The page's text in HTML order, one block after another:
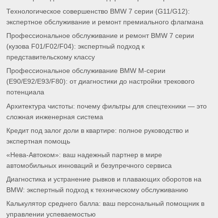
Технологическое совершенство BMW 7 серии (G11/G12):
экспертное обслуживание и ремонт премиального флагмана
Профессиональное обслуживание и ремонт BMW 7 серии
(кузова F01/F02/F04): экспертный подход к
представительскому классу
Профессиональное обслуживание BMW M-серии
(E90/E92/E93/F80): от диагностики до настройки трекового
потенциала
Архитектура чистоты: почему фильтры для спецтехники — это
сложная инженерная система
Кредит под залог доли в квартире: полное руководство и
экспертная помощь
«Нева-Автоком»: ваш надежный партнер в мире
автомобильных инноваций и безупречного сервиса
Диагностика и устранение рывков и плавающих оборотов на
BMW: экспертный подход к техническому обслуживанию
Калькулятор среднего балла: ваш персональный помощник в
управлении успеваемостью